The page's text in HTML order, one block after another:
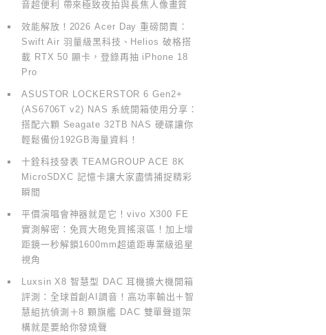
音超便利 帶來極致夜拍與長焦人像畫質
效能解放！2026 Acer Day 重磅開賣：
Swift Air 羽量級黑科技、Helios 破格搭
載 RTX 50 顯卡，登錄再抽 iPhone 18
Pro
ASUSTOR LOCKERSTOR 6 Gen2+
(AS6706T v2) NAS 系統開箱使用分享：
搭配六顆 Seagate 32TB NAS 硬碟讓你
輕鬆備份192GB海量資料！
十銓科技發表 TEAMGROUP ACE 8K
MicroSDXC 記憶卡讓大家盡情捕捉精彩
瞬間
平價演唱會神器就是它！vivo X300 FE
實測解密：免買大砲免買搖滾區！加上增
距鏡一秒解鎖1600mm超遠距專業級追星
視角
Luxsin X8 智慧型 DAC 耳機擴大機開箱
評測：全球首創AI調音！高功率輸出＋智
慧組抗偵測＋8 顆旗艦 DAC 雙單聲道架
構就是要給你發燒聲